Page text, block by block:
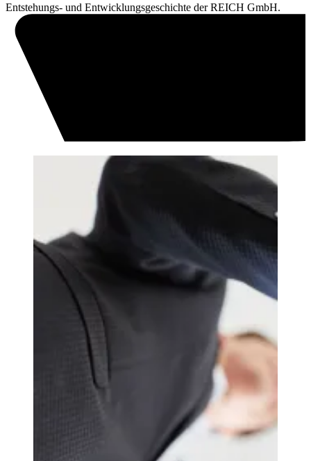
Entstehungs- und Entwicklungsgeschichte der REICH GmbH.